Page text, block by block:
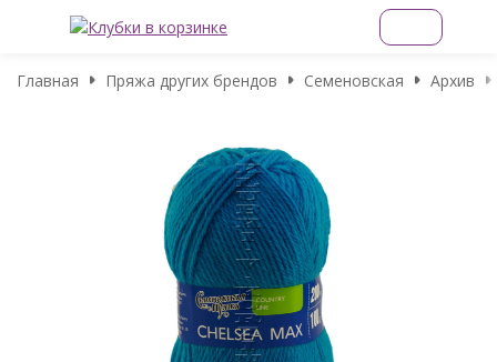
Главная Пряжа других брендов Семеновская Архив